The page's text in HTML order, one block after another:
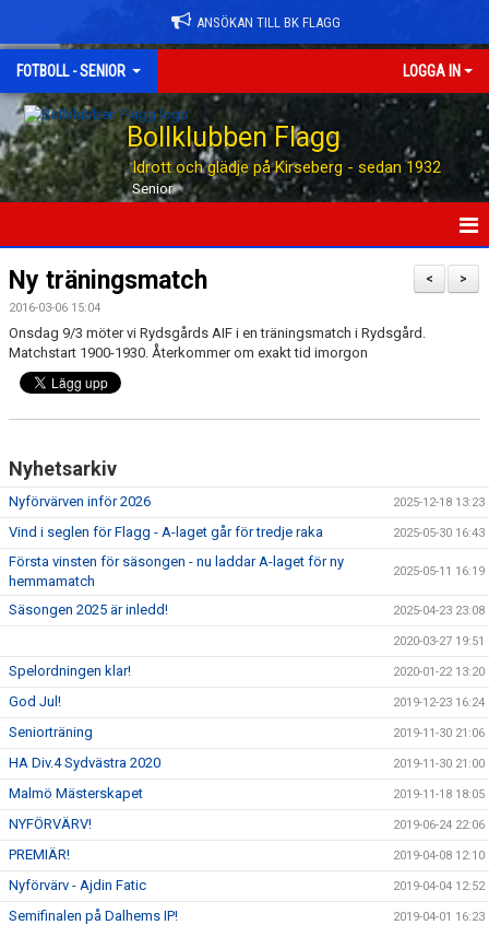
ANSÖKAN TILL BK FLAGG
FOTBOLL - SENIOR LOGGA IN
Bollklubben Flagg
Idrott och glädje på Kirseberg - sedan 1932
Senior
HEM
NYHETER
TABELLEN
MATCHER
TRUPPEN
MATCHREFERAT TIDIGARE ÅR
>
<
Ny träningsmatch
2016-03-06 15:04
Onsdag 9/3 möter vi Rydsgårds AIF i en träningsmatch i Rydsgård.
Matchstart 1900-1930. Återkommer om exakt tid imorgon
Nyhetsarkiv
Nyförvärven inför 2026 2025-12-18 13:23
Vind i seglen för Flagg - A-laget går för tredje raka 2025-05-30 16:43
Första vinsten för säsongen - nu laddar A-laget för ny
hemmamatch
2025-05-11 16:19
Säsongen 2025 är inledd! 2025-04-23 23:08
2020-03-27 19:51
Spelordningen klar! 2020-01-22 13:20
God Jul! 2019-12-23 16:24
Seniorträning 2019-11-30 21:06
HA Div.4 Sydvästra 2020 2019-11-30 21:00
Malmö Mästerskapet 2019-11-18 18:05
NYFÖRVÄRV! 2019-06-24 22:06
PREMIÄR! 2019-04-08 12:10
Nyförvärv - Ajdin Fatic 2019-04-04 12:52
Semifinalen på Dalhems IP! 2019-04-01 16:23